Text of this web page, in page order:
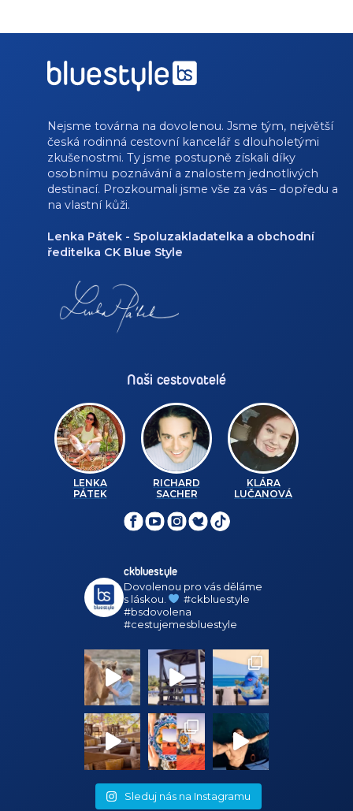
Nejsme továrna na dovolenou. Jsme tým, největší
česká rodinná cestovní kancelář s dlouholetými
zkušenostmi. Ty jsme postupně získali díky
osobnímu poznávání a znalostem jednotlivých
destinací. Prozkoumali jsme vše za vás – dopředu a
na vlastní kůži.
Lenka Pátek - Spoluzakladatelka a obchodní
ředitelka CK Blue Style
Naši cestovatelé
LENKA
PÁTEK
RICHARD
SACHER
KLÁRA
LUČANOVÁ
ckbluestyle
Dovolenou pro vás děláme
s láskou.
#ckbluestyle
#bsdovolena
#cestujemesbluestyle
Sleduj nás na Instagramu